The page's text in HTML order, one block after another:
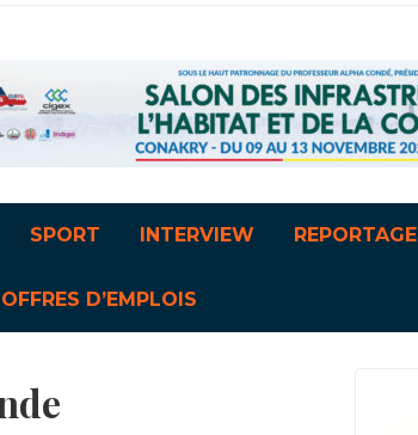
SPORT INTERVIEW REPORTAGE
OFFRES D’EMPLOIS